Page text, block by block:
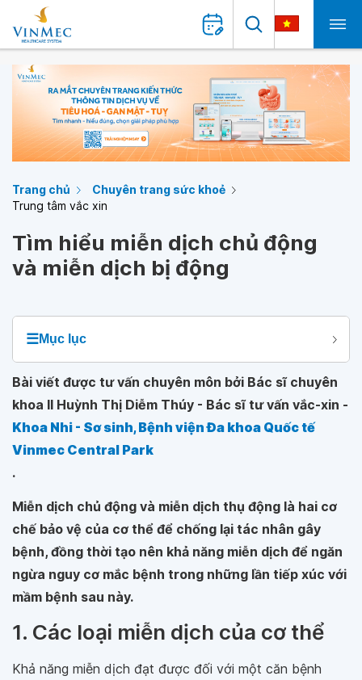
Trang chủ
Chuyên trang sức khoẻ
Trung tâm vắc xin
Tìm hiểu miễn dịch chủ động
và miễn dịch bị động
☰Mục lục
Bài viết được tư vấn chuyên môn bởi Bác sĩ chuyên
khoa II Huỳnh Thị Diễm Thúy - Bác sĩ tư vấn vắc-xin -
Khoa Nhi - Sơ sinh, Bệnh viện Đa khoa Quốc tế
Vinmec Central Park
.
Miễn dịch chủ động và miễn dịch thụ động là hai cơ
chế bảo vệ của cơ thể để chống lại tác nhân gây
bệnh, đồng thời tạo nên khả năng miễn dịch để ngăn
ngừa nguy cơ mắc bệnh trong những lần tiếp xúc với
mầm bệnh sau này.
1. Các loại miễn dịch của cơ thể
Khả năng miễn dịch đạt được đối với một căn bệnh